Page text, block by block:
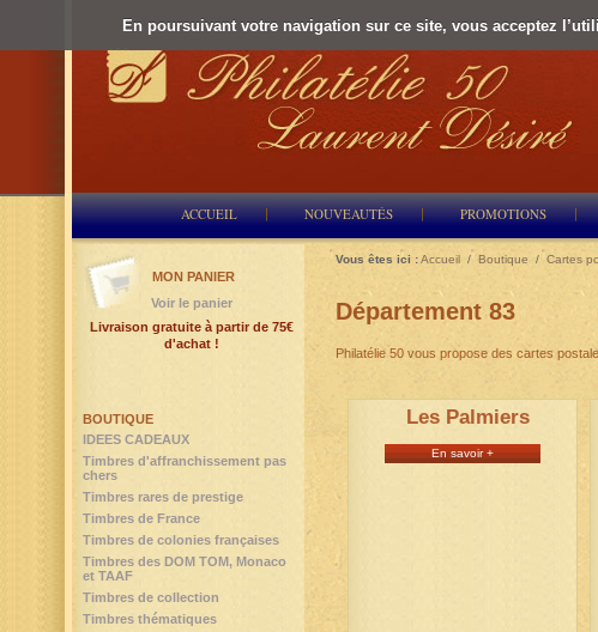
En poursuivant votre navigation sur ce site, vous acceptez
ACCUEIL NOUVEAUTÉS PROMOTIONS
Vous êtes ici :Accueil / Boutique /Cartes
Département 83
Philatélie 50 vous propose des cartes
Les Palmiers
En savoir +
BOUTIQUE
IDEES CADEAUX
Timbres d'affranchissement pas
chers
Timbres rares de prestige
Timbres de France
Timbres de colonies françaises
Timbres des DOM TOM, Monaco
et TAAF
Timbres de collection
Timbres thématiques
MON PANIER
Voir le panier
Livraison gratuite à partir de 75€
d'achat !